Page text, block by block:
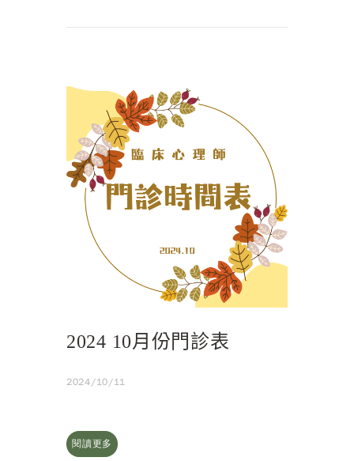
2024 10月份門診表
2024/10/11
閱讀更多